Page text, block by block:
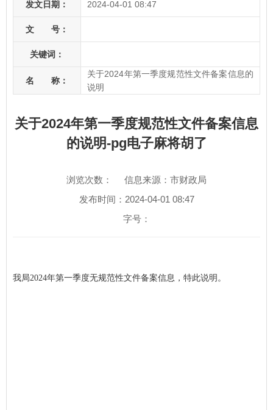
发文日期： 2024-04-01 08:47
文 号：
关键词：
名 称：
关于2024年第一季度规范性文件备案信息的
说明
关于2024年第一季度规范性文件备案信息
的说明-pg电子麻将胡了
浏览次数：
信息来源：市财政局
发布时间：2024-04-01 08:47
字号：
我局2024年第一季度无规范性文件备案信息，特此说明。